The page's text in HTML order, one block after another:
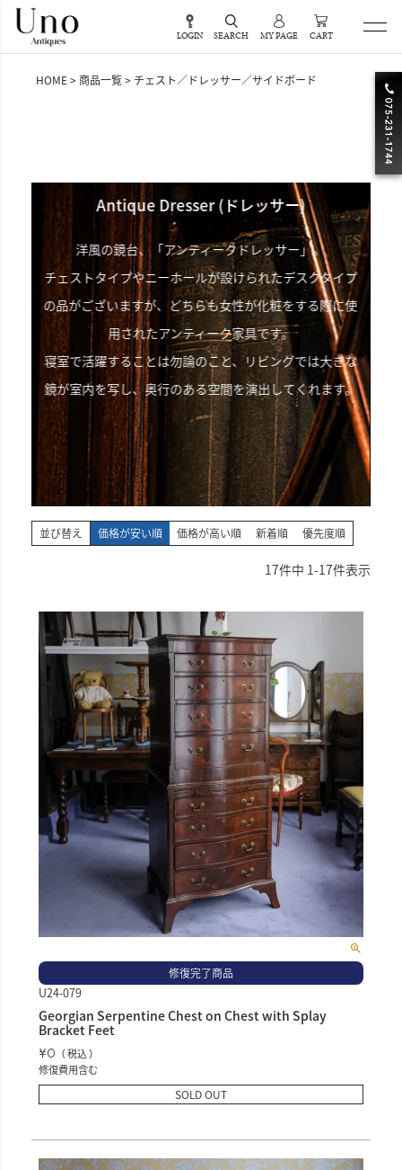
LOGIN SEARCH MY PAGE CART
HOME 商品一覧 チェスト／ドレッサー／サイドボード
(ドレッサー)
ティークドレッサー」。
ルが設けられたデスクタイプ
らも女性が化粧をする際に使
ィーク家具です。
のこと、リビングでは大きな
る空間を演出してくれます。
Antique Sideboard (
ダイニングテーブルの傍らでナイ
どの食器類を収納する「アンティ
サーバーテーブルのように食器を
り分けたりする際にも使わ
収納性に優れ、ダイニングやリビ
る一品です。
並び替え 価格が安い順 価格が高い順 新着順 優先度順
17件中 1-17件表示
修復完了商品
U24-079
Georgian Serpentine Chest on Chest with Splay
Bracket Feet
¥0
税込
修復費用含む
SOLD OUT